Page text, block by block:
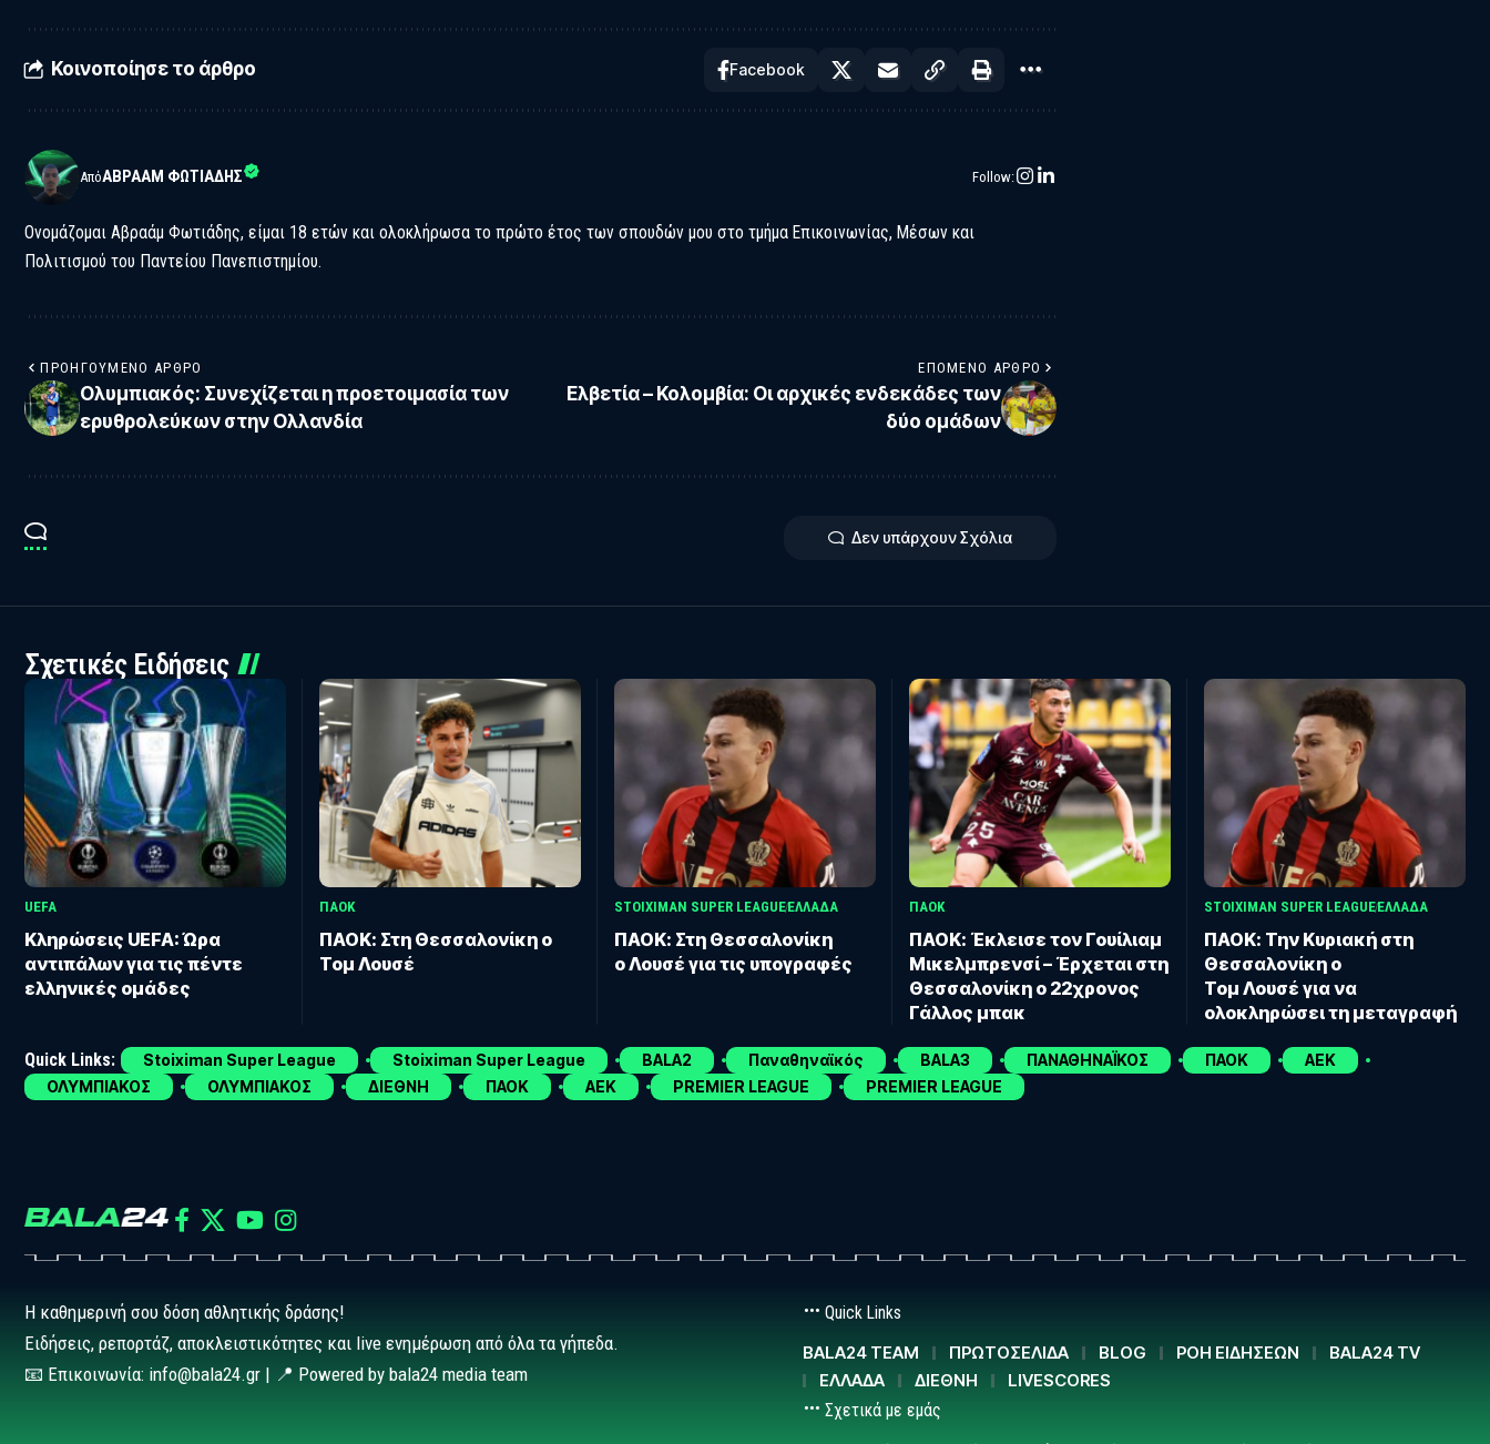
Κοινοποίησε το άρθρο Facebook
ΑπόΑΒΡΑΆΜ ΦΩΤΙΆΔΗΣ Follow:
Ονομάζομαι Αβραάμ Φωτιάδης, είμαι 18 ετών και ολοκλήρωσα το πρώτο έτος των σπουδών μου στο τμήμα Επικοινωνίας, Μέσων και
Πολιτισμού του Παντείου Πανεπιστημίου.
ΠΡΟΗΓΟΎΜΕΝΟ ΆΡΘΡΟ
Ολυμπιακός: Συνεχίζεται η προετοιμασία των
ερυθρολεύκων στην Ολλανδία
ΕΠΌΜΕΝΟ ΆΡΘΡΟ
Ελβετία – Κολομβία: Οι αρχικές ενδεκάδες των
δύο ομάδων
Δεν υπάρχουν Σχόλια
Σχετικές Ειδήσεις
UEFA
Κληρώσεις UEFA: Ώρα
αντιπάλων για τις πέντε
ελληνικές ομάδες
ΠΑΟΚ
ΠΑΟΚ: Στη Θεσσαλονίκη ο
Τομ Λουσέ
STOIXIMAN SUPER LEAGUEΕΛΛΑΔΑ
ΠΑΟΚ: Στη Θεσσαλονίκη
ο Λουσέ για τις υπογραφές
ΠΑΟΚ
ΠΑΟΚ: Έκλεισε τον Γουίλιαμ
Μικελμπρενσί – Έρχεται στη
Θεσσαλονίκη ο 22χρονος
Γάλλος μπακ
STOIXIMAN SUPER LEAGUEΕΛΛΑΔΑ
ΠΑΟΚ: Την Κυριακή στη
Θεσσαλονίκη ο
Τομ Λουσέ για να
ολοκληρώσει τη μεταγραφή
Quick Links: Stoiximan Super League Stoiximan Super League BALA2 Παναθηναϊκός BALA3 ΠΑΝΑΘΗΝΑΪΚΟΣ ΠΑΟΚ
ΑΕΚ
ΟΛΥΜΠΙΑΚΟΣ
ΟΛΥΜΠΙΑΚΟΣ ΔΙΕΘΝΗ ΠΑΟΚ ΑΕΚ PREMIER LEAGUE PREMIER LEAGUE
Η καθημερινή σου δόση αθλητικής δράσης!
Ειδήσεις, ρεπορτάζ, αποκλειστικότητες και live ενημέρωση από όλα τα γήπεδα.
📧 Επικοινωνία: info@bala24.gr | 📍 Powered by bala24 media team
Quick Links
BALA24 TEAM
ΠΡΩΤΟΣΕΛΙΔΑ BLOG ΡΟΗ ΕΙΔΗΣΕΩΝ
BALA24 TV
ΕΛΛΑΔΑ
ΔΙΕΘΝΗ
LIVESCORES
Σχετικά με εμάς